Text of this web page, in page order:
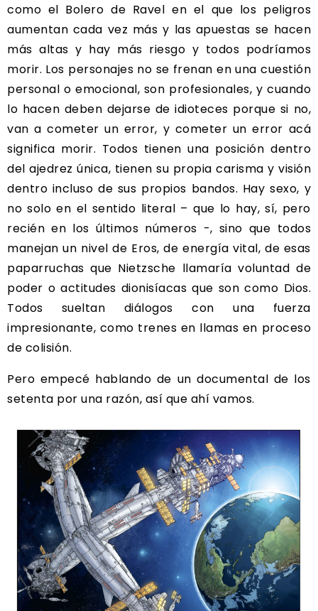
como el Bolero de Ravel en el que los peligros
aumentan cada vez más y las apuestas se hacen
más altas y hay más riesgo y todos podríamos
morir. Los personajes no se frenan en una cuestión
personal o emocional, son profesionales, y cuando
lo hacen deben dejarse de idioteces porque si no,
van a cometer un error, y cometer un error acá
significa morir. Todos tienen una posición dentro
del ajedrez única, tienen su propia carisma y visión
dentro incluso de sus propios bandos. Hay sexo, y
no solo en el sentido literal – que lo hay, sí, pero
recién en los últimos números -, sino que todos
manejan un nivel de Eros, de energía vital, de esas
paparruchas que Nietzsche llamaría voluntad de
poder o actitudes dionisíacas que son como Dios.
Todos sueltan diálogos con una fuerza
impresionante, como trenes en llamas en proceso
de colisión.
Pero empecé hablando de un documental de los
setenta por una razón, así que ahí vamos.